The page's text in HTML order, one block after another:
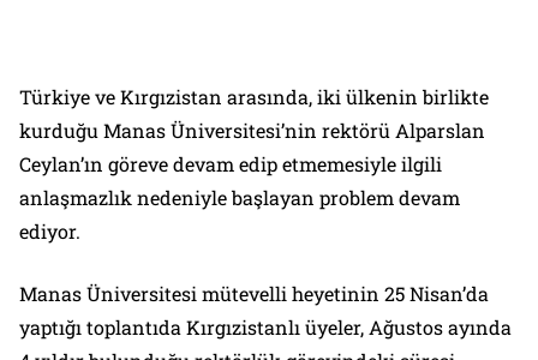
Türkiye ve Kırgızistan arasında, iki ülkenin birlikte
kurduğu Manas Üniversitesi’nin rektörü Alparslan
Ceylan’ın göreve devam edip etmemesiyle ilgili
anlaşmazlık nedeniyle başlayan problem devam
ediyor.
Manas Üniversitesi mütevelli heyetinin 25 Nisan’da
yaptığı toplantıda Kırgızistanlı üyeler, Ağustos ayında